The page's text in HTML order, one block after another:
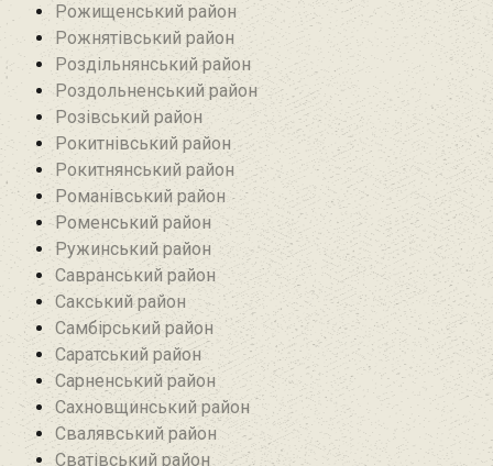
Рожищенський район
Рожнятівський район
Роздільнянський район
Роздольненський район
Розівський район‎
Рокитнівський район
Рокитнянський район
Романівський район‎
Роменський район
Ружинський район
Савранський район‎
Сакський район
Самбірський район
Саратський район‎
Сарненський район
Сахновщинський район
Свалявський район
Сватівський район